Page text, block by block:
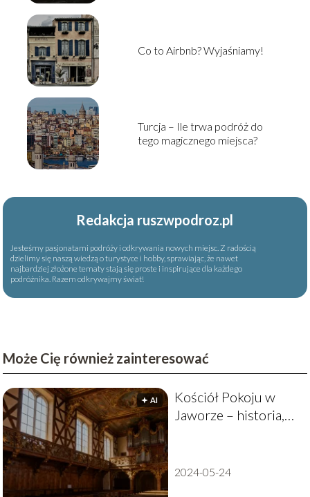
Co to Airbnb? Wyjaśniamy!
Turcja – Ile trwa podróż do
tego magicznego miejsca?
Redakcja ruszwpodroz.pl
Jesteśmy pasjonatami podróży i odkrywania nowych miejsc. Z radością
dzielimy się naszą wiedzą o turystyce i hobby, sprawiając, że nawet
najbardziej złożone tematy stają się proste i inspirujące dla każdego
podróżnika. Razem odkrywajmy świat!
Może Cię również zainteresować
🟅 AI
Kościół Pokoju w
Jaworze – historia,
2024-05-24